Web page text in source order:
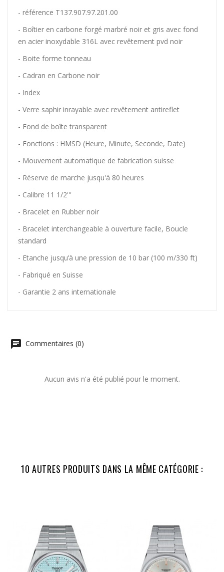
- référence T137.907.97.201.00
- Boîtier en carbone forgé marbré noir et gris avec fond
en acier inoxydable 316L avec revêtement pvd noir
- Boite forme tonneau
- Cadran en Carbone noir
- Index
- Verre saphir inrayable avec revêtement antireflet
- Fond de boîte transparent
- Fonctions : HMSD (Heure, Minute, Seconde, Date)
- Mouvement automatique de fabrication suisse
- Réserve de marche jusqu'à 80 heures
- Calibre 11 1/2'''
- Bracelet en Rubber noir
- Bracelet interchangeable à ouverture facile, Boucle
standard
- Etanche jusqu’à une pression de 10 bar (100 m/330 ft)
- Fabriqué en Suisse
- Garantie 2 ans internationale
Commentaires (0)
Aucun avis n'a été publié pour le moment.
10 AUTRES PRODUITS DANS LA MÊME CATÉGORIE :